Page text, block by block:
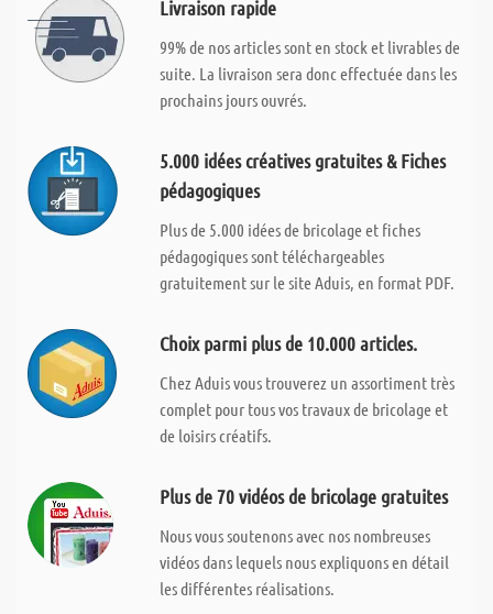
Livraison rapide
99% de nos articles sont en stock et livrables de
suite. La livraison sera donc effectuée dans les
prochains jours ouvrés.
5.000 idées créatives gratuites & Fiches
pédagogiques
Plus de 5.000 idées de bricolage et fiches
pédagogiques sont téléchargeables
gratuitement sur le site Aduis, en format PDF.
Choix parmi plus de 10.000 articles.
Chez Aduis vous trouverez un assortiment très
complet pour tous vos travaux de bricolage et
de loisirs créatifs.
Plus de 70 vidéos de bricolage gratuites
Nous vous soutenons avec nos nombreuses
vidéos dans lequels nous expliquons en détail
les différentes réalisations.